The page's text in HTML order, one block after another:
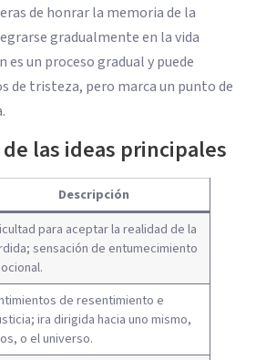
de honrar la memoria de la
gradualmente en la vida
es un proceso gradual y puede
de tristeza, pero marca un punto de
las ideas principales
Descripción
para aceptar la realidad de la
sensación de entumecimiento
de resentimiento e
ira dirigida hacia uno mismo,
o el universo.